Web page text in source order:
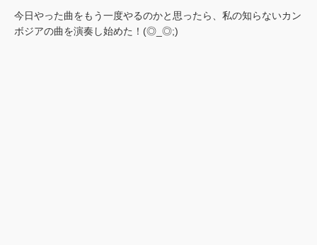
今日やった曲をもう一度やるのかと思ったら、私の知らないカン
ボジアの曲を演奏し始めた！(◎_◎;)